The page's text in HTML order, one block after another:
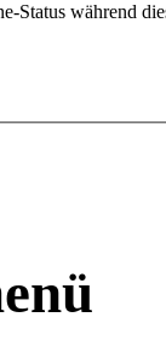
Status während